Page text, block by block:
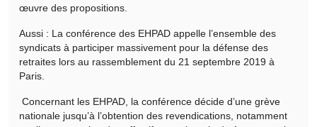
œuvre des propositions.
Aussi : La conférence des EHPAD appelle l’ensemble des
syndicats à participer massivement pour la défense des
retraites lors au rassemblement du 21 septembre 2019 à
Paris.
Concernant les EHPAD, la conférence décide d’une grève
nationale jusqu’à l’obtention des revendications, notamment